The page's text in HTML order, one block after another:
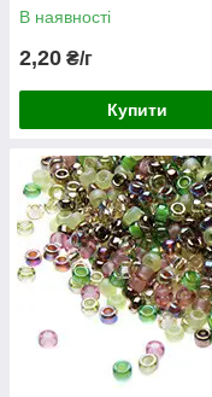
В наявності
2,20 ₴/г
Купити